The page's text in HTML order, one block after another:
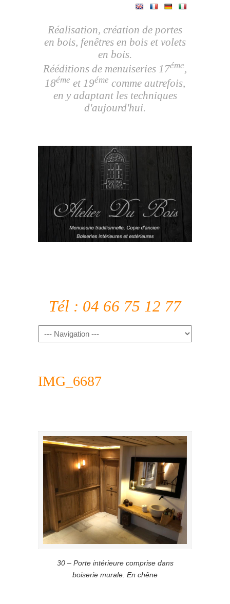
Réalisation, création de portes
en bois, fenêtres en bois et volets
en bois.
Rééditions de menuiseries 17éme,
18éme et 19éme comme autrefois,
en y adaptant les techniques
d'aujourd'hui.
Tél : 04 66 75 12 77
IMG_6687
30 – Porte intérieure comprise dans
boiserie murale. En chêne